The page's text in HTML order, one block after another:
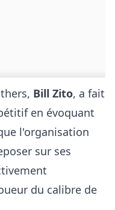
Bill Zito, a fait
en évoquant
l'organisation
sur ses
du calibre de